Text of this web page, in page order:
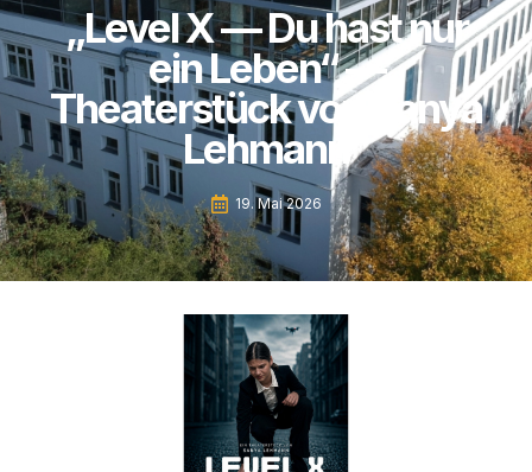
„Level X — Du hast nur
ein Leben“ —
Theaterstück von Sanya
Lehmann
19. Mai 2026